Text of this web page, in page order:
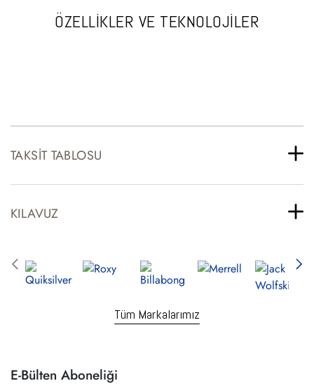
ÖZELLİKLER VE TEKNOLOJİLER
TAKSIT TABLOSU
KILAVUZ
Tüm Markalarımız
E-Bülten Aboneliği